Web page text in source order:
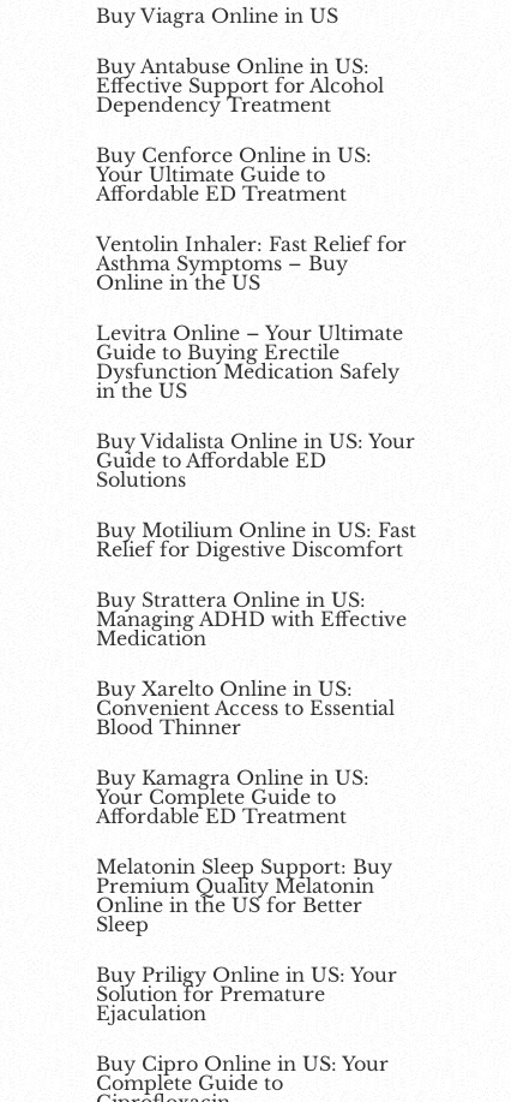
Buy Viagra Online in US
Buy Antabuse Online in US:
Effective Support for Alcohol
Dependency Treatment
Buy Cenforce Online in US:
Your Ultimate Guide to
Affordable ED Treatment
Ventolin Inhaler: Fast Relief for
Asthma Symptoms – Buy
Online in the US
Levitra Online – Your Ultimate
Guide to Buying Erectile
Dysfunction Medication Safely
in the US
Buy Vidalista Online in US: Your
Guide to Affordable ED
Solutions
Buy Motilium Online in US: Fast
Relief for Digestive Discomfort
Buy Strattera Online in US:
Managing ADHD with Effective
Medication
Buy Xarelto Online in US:
Convenient Access to Essential
Blood Thinner
Buy Kamagra Online in US:
Your Complete Guide to
Affordable ED Treatment
Melatonin Sleep Support: Buy
Premium Quality Melatonin
Online in the US for Better
Sleep
Buy Priligy Online in US: Your
Solution for Premature
Ejaculation
Buy Cipro Online in US: Your
Complete Guide to